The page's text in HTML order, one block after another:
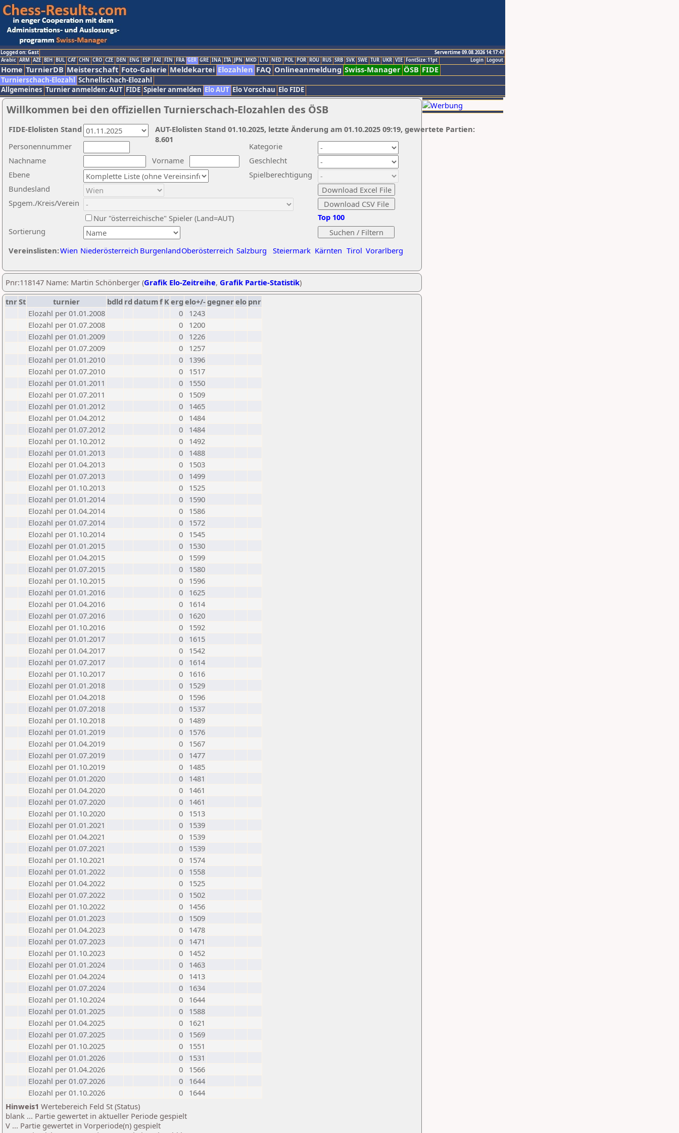
Logged on: Gast
Servertime 09.08.2026 14:17:47
Logout
Login
Arabic ARM AZE BIH BUL CAT CHN CRO CZE DEN ENG ESP FAI FIN FRA GER GRE INA ITA JPN MKD LTU NED POL POR ROU RUS SRB SVK SWE TUR UKR VIE FontSize:11pt
Home TurnierDB Meisterschaft Foto-Galerie Meldekartei Elozahlen FAQ Onlineanmeldung Swiss-Manager ÖSB FIDE
Turnierschach-Elozahl Schnellschach-Elozahl
Allgemeines Turnier anmelden: AUT FIDE Spieler anmelden Elo AUT Elo Vorschau Elo FIDE
Willkommen bei den offiziellen Turnierschach-Elozahlen des ÖSB
Nachname
Vorname
Ebene
Kategorie
Sortierung
Personennummer
Bundesland
Spgem./Kreis/Verein
Geschlecht
Nur "österreichische" Spieler (Land=AUT)
Spielberechtigung
Vereinslisten:Wien Niederösterreich BurgenlandOberösterreich Salzburg Steiermark Kärnten Tirol Vorarlberg
Top 100
AUT-Elolisten Stand 01.10.2025, letzte Änderung am 01.10.2025 09:19, gewertete Partien:
8.601
FIDE-Elolisten Stand
Pnr:118147 Name: Martin Schönberger (Grafik Elo-Zeitreihe, Grafik Partie-Statistik)
tnrSt turnier bdld rd datumf Kerg elo+/-gegnerelo pnr
Elozahl per 01.01.2008
0
1243
Elozahl per 01.07.2008
0
1200
Elozahl per 01.01.2009
0
1226
Elozahl per 01.07.2009
0
1257
Elozahl per 01.01.2010
0
1396
Elozahl per 01.07.2010
0
1517
Elozahl per 01.01.2011
0
1550
Elozahl per 01.07.2011
0
1509
Elozahl per 01.01.2012
0
1465
Elozahl per 01.04.2012
0
1484
Elozahl per 01.07.2012
0
1484
Elozahl per 01.10.2012
0
1492
Elozahl per 01.01.2013
0
1488
Elozahl per 01.04.2013
0
1503
Elozahl per 01.07.2013
0
1499
Elozahl per 01.10.2013
0
1525
Elozahl per 01.01.2014
0
1590
Elozahl per 01.04.2014
0
1586
Elozahl per 01.07.2014
0
1572
Elozahl per 01.10.2014
0
1545
Elozahl per 01.01.2015
0
1530
Elozahl per 01.04.2015
0
1599
Elozahl per 01.07.2015
0
1580
Elozahl per 01.10.2015
0
1596
Elozahl per 01.01.2016
0
1625
Elozahl per 01.04.2016
0
1614
Elozahl per 01.07.2016
0
1620
Elozahl per 01.10.2016
0
1592
Elozahl per 01.01.2017
0
1615
Elozahl per 01.04.2017
0
1542
Elozahl per 01.07.2017
0
1614
Elozahl per 01.10.2017
0
1616
Elozahl per 01.01.2018
0
1529
Elozahl per 01.04.2018
0
1596
Elozahl per 01.07.2018
0
1537
Elozahl per 01.10.2018
0
1489
Elozahl per 01.01.2019
0
1576
Elozahl per 01.04.2019
0
1567
Elozahl per 01.07.2019
0
1477
Elozahl per 01.10.2019
0
1485
Elozahl per 01.01.2020
0
1481
Elozahl per 01.04.2020
0
1461
Elozahl per 01.07.2020
0
1461
Elozahl per 01.10.2020
0
1513
Elozahl per 01.01.2021
0
1539
Elozahl per 01.04.2021
0
1539
Elozahl per 01.07.2021
0
1539
Elozahl per 01.10.2021
0
1574
Elozahl per 01.01.2022
0
1558
Elozahl per 01.04.2022
0
1525
Elozahl per 01.07.2022
0
1502
Elozahl per 01.10.2022
0
1456
Elozahl per 01.01.2023
0
1509
Elozahl per 01.04.2023
0
1478
Elozahl per 01.07.2023
0
1471
Elozahl per 01.10.2023
0
1452
Elozahl per 01.01.2024
0
1463
Elozahl per 01.04.2024
0
1413
Elozahl per 01.07.2024
0
1634
Elozahl per 01.10.2024
0
1644
Elozahl per 01.01.2025
0
1588
Elozahl per 01.04.2025
0
1621
Elozahl per 01.07.2025
0
1569
Elozahl per 01.10.2025
0
1551
Elozahl per 01.01.2026
0
1531
Elozahl per 01.04.2026
0
1566
Elozahl per 01.07.2026
0
1644
Elozahl per 01.10.2026
0
1644
Hinweis1 Wertebereich Feld St (Status)
blank ... Partie gewertet in aktueller Periode gespielt
V ... Partie gewertet in Vorperiode(n) gespielt